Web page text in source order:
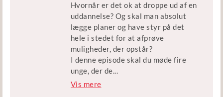
Thomsen og uddannelsesvejleder og
formand for Danmarks
Vejlederforening Karina Meinecke.
Rie Thomsen er både mor og
professor. Og hun træder ud og ind af
begge roller, når hun fortæller om,
hvordan hun selv forsøger at holde
Hvornår er det ok at droppe ud af en
uddannelse? Og skal man absolut
lægge planer og have styr på det
hele i stedet for at afprøve
muligheder, der opstår?
I denne episode skal du møde fire
unge, der de...
ler deres personlige historier for at
Vis mere